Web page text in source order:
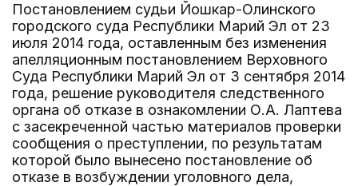
Постановлением судьи Йошкар-Олинского
городского суда Республики Марий Эл от 23
июля 2014 года, оставленным без изменения
апелляционным постановлением Верховного
Суда Республики Марий Эл от 3 сентября 2014
года, решение руководителя следственного
органа об отказе в ознакомлении О.А. Лаптева
с засекреченной частью материалов проверки
сообщения о преступлении, по результатам
которой было вынесено постановление об
отказе в возбуждении уголовного дела,